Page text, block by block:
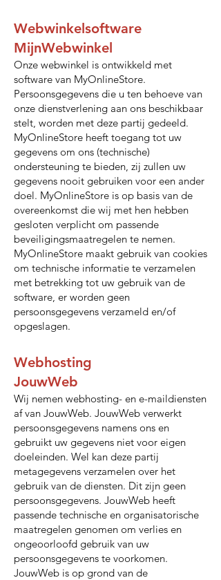
Webwinkelsoftware
MijnWebwinkel
Onze webwinkel is ontwikkeld met
software van MyOnlineStore.
Persoonsgegevens die u ten behoeve van
onze dienstverlening aan ons beschikbaar
stelt, worden met deze partij gedeeld.
MyOnlineStore heeft toegang tot uw
gegevens om ons (technische)
ondersteuning te bieden, zij zullen uw
gegevens nooit gebruiken voor een ander
doel. MyOnlineStore is op basis van de
overeenkomst die wij met hen hebben
gesloten verplicht om passende
beveiligingsmaatregelen te nemen.
MyOnlineStore maakt gebruik van cookies
om technische informatie te verzamelen
met betrekking tot uw gebruik van de
software, er worden geen
persoonsgegevens verzameld en/of
opgeslagen.
Webhosting
JouwWeb
Wij nemen webhosting- en e-maildiensten
af van JouwWeb. JouwWeb verwerkt
persoonsgegevens namens ons en
gebruikt uw gegevens niet voor eigen
doeleinden. Wel kan deze partij
metagegevens verzamelen over het
gebruik van de diensten. Dit zijn geen
persoonsgegevens. JouwWeb heeft
passende technische en organisatorische
maatregelen genomen om verlies en
ongeoorloofd gebruik van uw
persoonsgegevens te voorkomen.
JouwWeb is op grond van de